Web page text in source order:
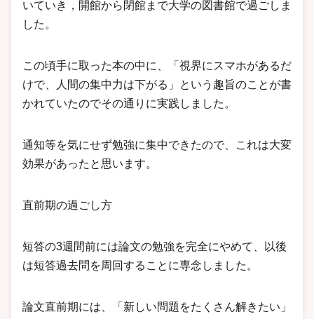
いていき，開館から閉館まで大学の図書館で過ごしま
した。
この頃手に取った本の中に、「視界にスマホがあるだ
けで、人間の集中力は下がる」という趣旨のことが書
かれていたのでその通りに実践しました。
通知等を気にせず勉強に集中できたので、これは大変
効果があったと思います。
直前期の過ごし方
短答の3週間前には論文の勉強を完全にやめて、以後
は短答過去問を周回することに専念しました。
論文直前期には、「新しい問題をたくさん解きたい」